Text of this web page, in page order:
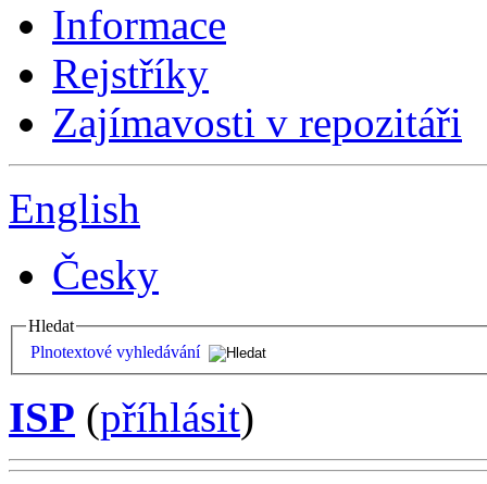
Informace
Rejstříky
Zajímavosti v repozitáři
English
Česky
Hledat
Plnotextové vyhledávání
ISP (příhlásit)